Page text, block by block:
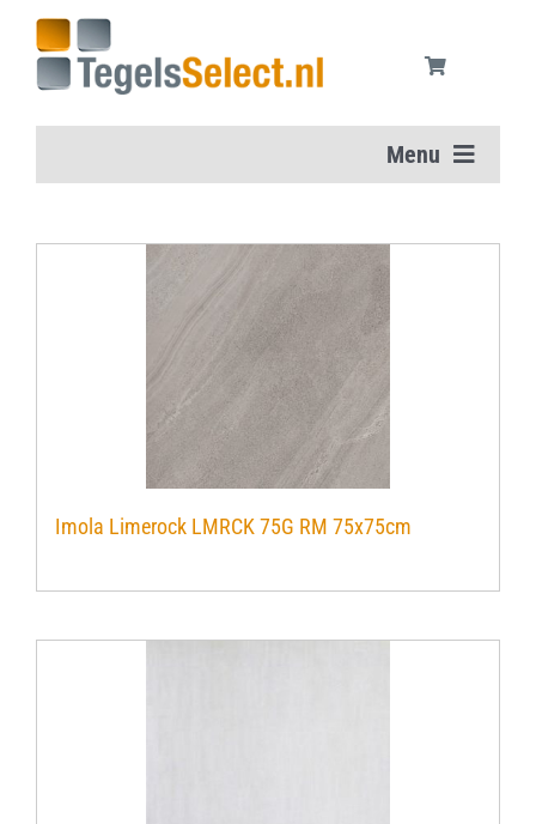
inhoud
Menu
Wandtegels
Aanbiedingen
Onderhoudsmiddelen
Verwerkingsmaterialen
Imola Limerock LMRCK 75G RM 75x75cm